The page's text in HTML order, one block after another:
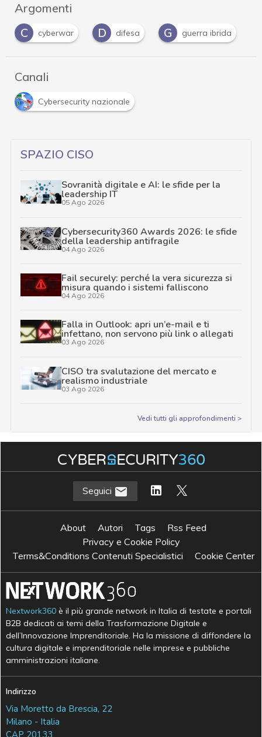
Argomenti
D
difesa G guerra ibrida I infrastrutture
Canali
Cybersecurity nazionale
SPAZIO CISO
Sovranità digitale e AI: le sfide per la
leadership IT
05 Ago 2026
Cybersecurity360 Awards 2026: le sfide
della leadership antifragile
04 Ago 2026
Fail securely: perché la vera sicurezza si
misura quando i sistemi falliscono
04 Ago 2026
Falla in Outlook: apri un’e-mail e ti
infettano, non servono più link o allegati
03 Ago 2026
CISO tra svalutazione del mercato e
realismo industriale
03 Ago 2026
Vedi tutti gli approfondimenti >
Seguici
About Autori Tags
Rss Feed
Privacy e Cookie Policy
Terms&Conditions Contenuti Specialistici
Cookie Center
Nextwork360 è il più grande network in Italia di testate e portali
B2B dedicati ai temi della Trasformazione Digitale e
dell’Innovazione Imprenditoriale. Ha la missione di diffondere la
cultura digitale e imprenditoriale nelle imprese e pubbliche
amministrazioni italiane.
Indirizzo
Via Moretto da Brescia, 22
Milano - Italia